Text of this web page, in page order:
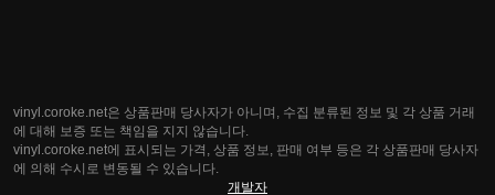
vinyl.coroke.net은 상품판매 당사자가 아니며, 수집 분류된 정보 및 각 상품 거래
에 대해 보증 또는 책임을 지지 않습니다.
vinyl.coroke.net에 표시되는 가격, 상품 정보, 판매 여부 등은 각 상품판매 당사자
에 의해 수시로 변동될 수 있습니다.
개발자